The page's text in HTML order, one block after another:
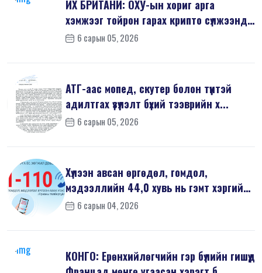
ИХ БРИТАНИ: ОХУ-ын хориг арга
хэмжээг тойрон гарах крипто сүлжээнд
хор...6 сарын 05, 2026
АТГ-аас мопед, скутер болон түүнтэй
адилтгах үзүүлэлт бүхий тээврийн х...
6 сарын 05, 2026
Хүлээн авсан өргөдөл, гомдол,
мэдээллийн 44,0 хувь нь гэмт хэргийн
шин...
6 сарын 04, 2026
КОНГО: Ерөнхийлөгчийн гэр бүлийн гишүүд